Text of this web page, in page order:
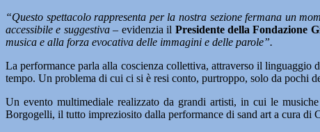
“Questo spettacolo rappresenta per la nostra sezione fermana un
accessibile e suggestiva– evidenzia il Presidente della Fondazione
musica e alla forza evocativa delle immagini e delle parole”.
La performance parla alla coscienza collettiva, attraverso il linguaggio
tempo. Un problema di cui ci si è resi conto, purtroppo, solo da pochi
Un evento multimediale realizzato da grandi artisti, in cui le
Borgogelli, il tutto impreziosito dalla performance di sand art a cura di